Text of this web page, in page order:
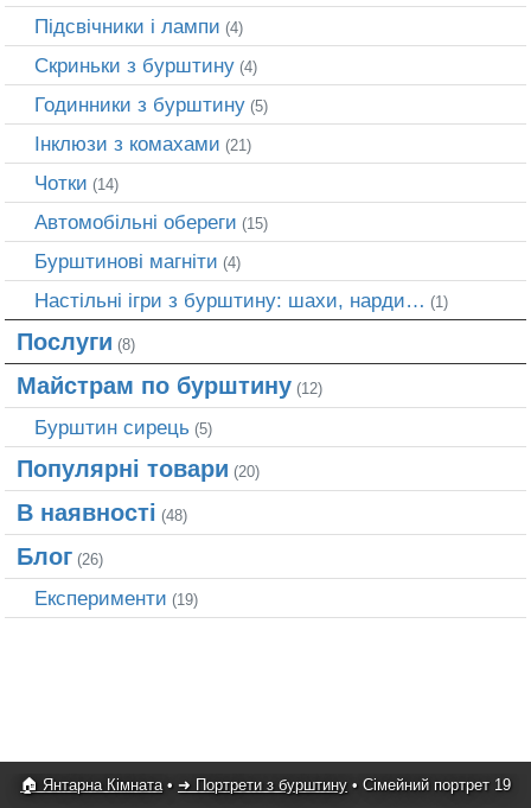
Підсвічники і лампи (4)
Скриньки з бурштину (4)
Годинники з бурштину (5)
Інклюзи з комахами (21)
Чотки (14)
Автомобільні обереги (15)
Бурштинові магніти (4)
Настільні ігри з бурштину: шахи, нарди… (1)
Послуги (8)
Майстрам по бурштину (12)
Бурштин сирець (5)
Популярні товари (20)
В наявності (48)
Блог (26)
Експерименти (19)
🏠 Янтарна Кімната• ➜ Портрети з бурштину • Сімейний портрет 19